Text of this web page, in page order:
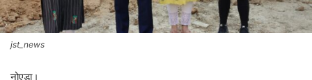
jst_news
नोएडा।